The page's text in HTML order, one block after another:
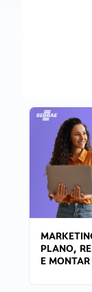
PLANO,
E